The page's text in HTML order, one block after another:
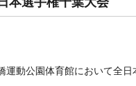
動公園体育館において全